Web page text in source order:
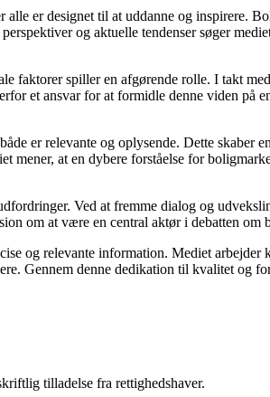
er designet til at uddanne og inspirere.
og aktuelle tendenser søger
faktorer spiller en afgørende rolle. I takt
et ansvar for at formidle denne viden på
er relevante og oplysende. Dette skaber
mener, at en dybere forståelse for
Ved at fremme dialog og
om at være en central aktør i debatten
og relevante information. Mediet arbejder
Gennem denne dedikation til kvalitet og
tilladelse fra rettighedshaver.